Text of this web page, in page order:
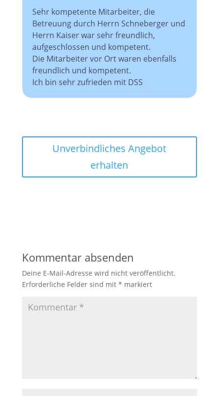
Sehr kompetente Mitarbeiter, die
Betreuung durch Herrn Schneberger und
Herrn Kaiser war sehr freundlich,
aufgeschlossen und kompetent.
Die Mitarbeiter vor Ort waren ebenfalls
freundlich und kompetent.
Ich bin sehr zufrieden mit DSS
Unverbindliches Angebot
erhalten
Kommentar absenden
Deine E-Mail-Adresse wird nicht veröffentlicht.
Erforderliche Felder sind mit * markiert